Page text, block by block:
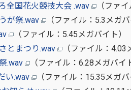
全国花火競技大会 .wav
（ファ
が祭.wav
（ファイル：5.3メガバ
（ファイル：5.45メガバイト）
とまつり.wav
（ファイル：4.03
.wav
（ファイル：6.28メガバイ
い.wav
（ファイル：15.35メガバ